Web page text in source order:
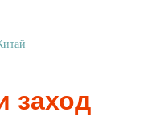
заход